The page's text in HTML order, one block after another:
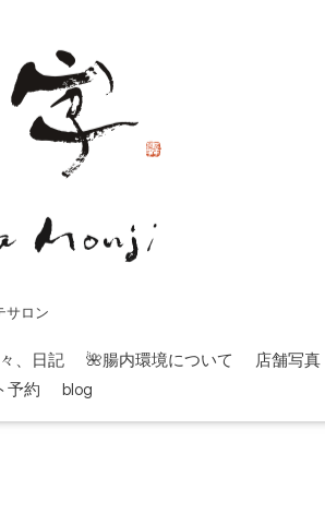
サロン
、日記 🌺腸内環境について 店舗写真
予約 blog